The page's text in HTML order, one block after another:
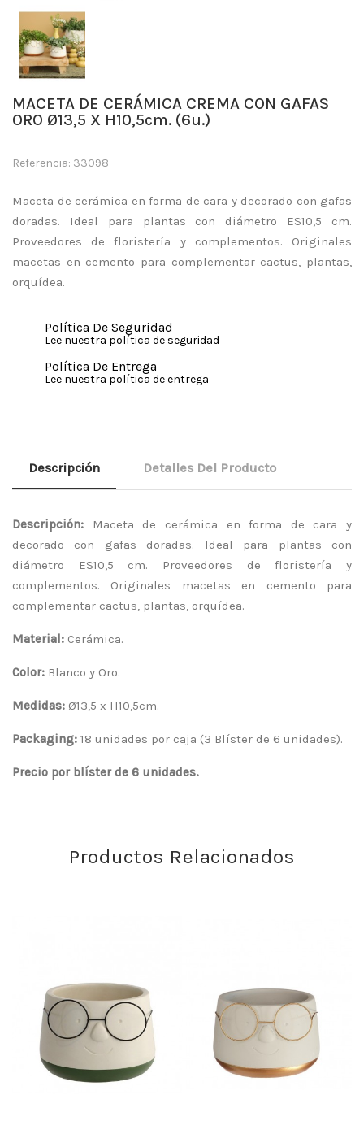
MACETA DE CERÁMICA CREMA CON GAFAS
ORO Ø13,5 X H10,5cm. (6u.)
Referencia: 33098
Maceta de cerámica en forma de cara y decorado con gafas
doradas. Ideal para plantas con diámetro ES10,5 cm.
Proveedores de floristería y complementos. Originales
macetas en cemento para complementar cactus, plantas,
orquídea.
Política De Seguridad
Lee nuestra política de seguridad
Política De Entrega
Lee nuestra política de entrega
Descripción Detalles Del Producto
Descripción: Maceta de cerámica en forma de cara y
decorado con gafas doradas. Ideal para plantas con
diámetro ES10,5 cm. Proveedores de floristería y
complementos. Originales macetas en cemento para
complementar cactus, plantas, orquídea.
Material: Cerámica.
Color: Blanco y Oro.
Medidas: Ø13,5 x H10,5cm.
Packaging: 18 unidades por caja (3 Blíster de 6 unidades).
Precio por blíster de 6 unidades.
Productos Relacionados